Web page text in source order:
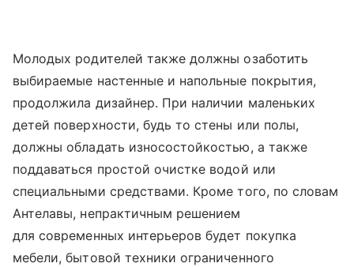
Молодых родителей также должны озаботить
выбираемые настенные и напольные покрытия,
продолжила дизайнер. При наличии маленьких
детей поверхности, будь то стены или полы,
должны обладать износостойкостью, а также
поддаваться простой очистке водой или
специальными средствами. Кроме того, по словам
Антелавы, непрактичным решением
для современных интерьеров будет покупка
мебели, бытовой техники ограниченного